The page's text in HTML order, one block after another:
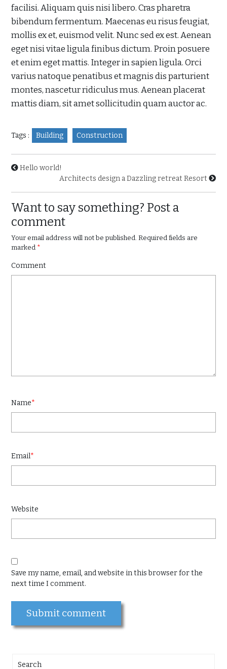
facilisi. Aliquam quis nisi libero. Cras pharetra
bibendum fermentum. Maecenas eu risus feugiat,
mollis ex et, euismod velit. Nunc sed ex est. Aenean
eget nisi vitae ligula finibus dictum. Proin posuere
et enim eget mattis. Integer in sapien ligula. Orci
varius natoque penatibus et magnis dis parturient
montes, nascetur ridiculus mus. Aenean placerat
mattis diam, sit amet sollicitudin quam auctor ac.
Tags : Building Construction
Hello world!
Architects design a Dazzling retreat Resort
Want to say something? Post a
comment
Your email address will not be published. Required fields are
marked *
Comment
Name*
Email*
Website
Save my name, email, and website in this browser for the
next time I comment.
Search